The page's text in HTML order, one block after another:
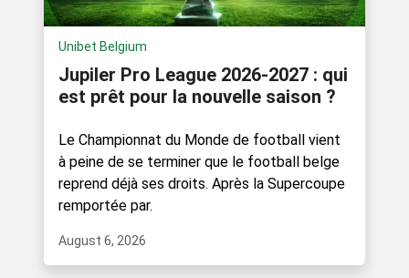
Unibet Belgium
Jupiler Pro League 2026-2027 : qui
est prêt pour la nouvelle saison ?
Le Championnat du Monde de football vient
à peine de se terminer que le football belge
reprend déjà ses droits. Après la Supercoupe
remportée par.
August 6, 2026